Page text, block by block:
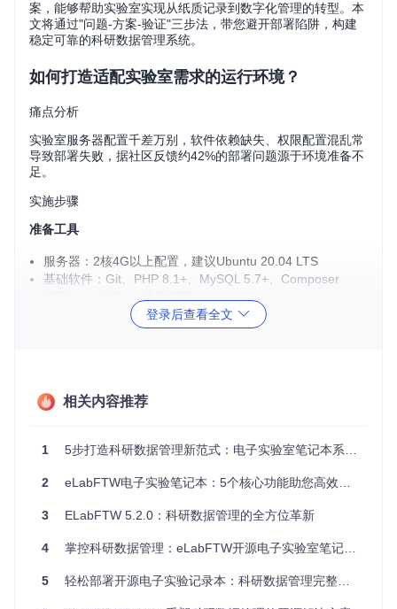
案，能够帮助实验室实现从纸质记录到数字化管理的转型。本
文将通过"问题-方案-验证"三步法，带您避开部署陷阱，构建
稳定可靠的科研数据管理系统。
如何打造适配实验室需求的运行环境？
痛点分析
实验室服务器配置千差万别，软件依赖缺失、权限配置混乱常
导致部署失败，据社区反馈约42%的部署问题源于环境准备不
足。
实施步骤
准备工具
服务器：2核4G以上配置，建议Ubuntu 20.04 LTS
基础软件：Git、PHP 8.1+、MySQL 5.7+、Composer
# 安装基础依赖
sudo
执行后应显示PHP 8.1+版本信息和MySQL运行状态为activ
登录后查看全文
相关内容推荐
1 5步打造科研数据管理新范式：电子实验室笔记本系统全攻略
2 eLabFTW电子实验笔记本：5个核心功能助您高效管理科研数据
3 ELabFTW 5.2.0：科研数据管理的全方位革新
4 掌控科研数据管理：eLabFTW开源电子实验室笔记本系统部署指南
5 轻松部署开源电子实验记录本：科研数据管理完整指南